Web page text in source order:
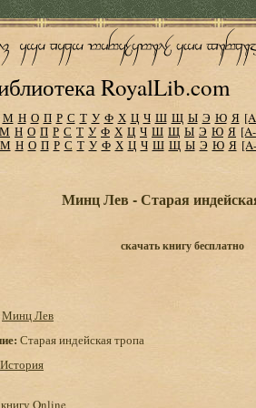
RoyalLib.com
М Н О П Р С Т У Ф Х Ц Ч Ш Щ Ы Э Ю Я
М Н О П Р С Т У Ф Х Ц Ч Ш Щ Ы Э Ю Я
М Н О П Р С Т У Ф Х Ц Ч Ш Щ Ы Э Ю Я
Минц Лев - Старая
скачать книгу бесплатно
Минц Лев
Старая индейская тропа
История
Online